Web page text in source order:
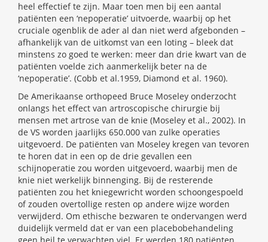
heel effectief te zijn. Maar toen men bij een aantal
patiënten een ‘nepoperatie’ uitvoerde, waarbij op het
cruciale ogenblik de ader al dan niet werd afgebonden –
afhankelijk van de uitkomst van een loting – bleek dat
minstens zo goed te werken: meer dan drie kwart van de
patiënten voelde zich aanmerkelijk beter na de
‘nepoperatie’. (Cobb et al.1959, Diamond et al. 1960).
De Amerikaanse orthopeed Bruce Moseley onderzocht
onlangs het effect van artroscopische chirurgie bij
mensen met artrose van de knie (Moseley et al., 2002). In
de VS worden jaarlijks 650.000 van zulke operaties
uitgevoerd. De patiënten van Moseley kregen van tevoren
te horen dat in een op de drie gevallen een
schijnoperatie zou worden uitgevoerd, waarbij men de
knie niet werkelijk binnenging. Bij de resterende
patiënten zou het kniegewricht worden schoongespoeld
of zouden overtollige resten op andere wijze worden
verwijderd. Om ethische bezwaren te ondervangen werd
duidelijk vermeld dat er van een placebobehandeling